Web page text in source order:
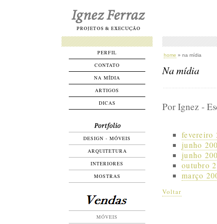
PERFIL
CONTATO
NA MÍDIA
ARTIGOS
DICAS
DESIGN - MÓVEIS
ARQUITETURA
INTERIORES
MOSTRAS
MÓVEIS
home » na mídia
Na mídia
Por Ignez -
fevereiro
junho
junho
outubro
março
Voltar